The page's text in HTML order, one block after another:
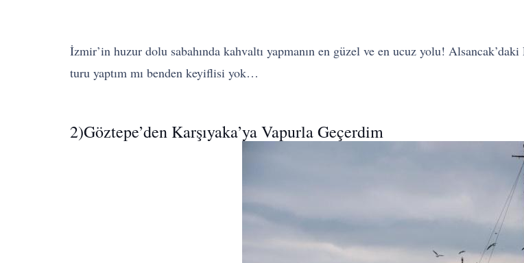
İzmir’in huzur dolu sabahında kahvaltı yapmanın en güzel ve en ucuz yolu!
turu yaptım mı benden keyiflisi yok…
2)Göztepe’den Karşıyaka’ya Vapurla Geçerdim